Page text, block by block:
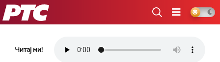
РТС
Читај ми!